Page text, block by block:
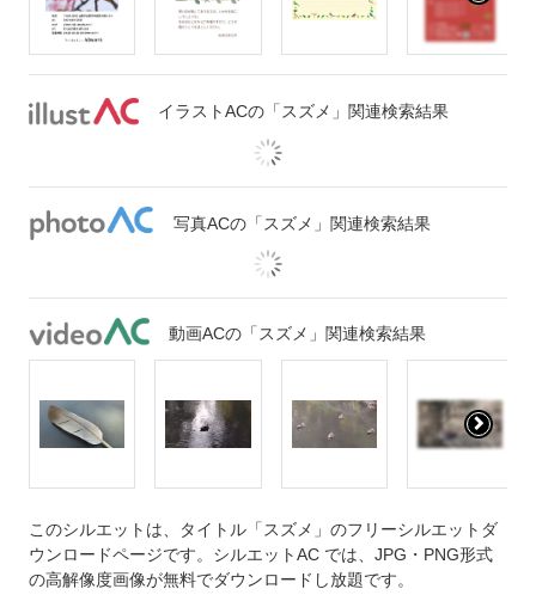
イラストACの「スズメ」関連検索結果
写真ACの「スズメ」関連検索結果
動画ACの「スズメ」関連検索結果
このシルエットは、タイトル「スズメ」のフリーシルエットダ
ウンロードページです。シルエットAC では、JPG・PNG形式
の高解像度画像が無料でダウンロードし放題です。